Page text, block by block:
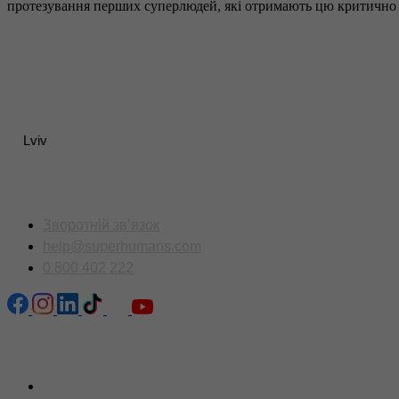
протезування перших суперлюдей, які отримають цю
Lviv